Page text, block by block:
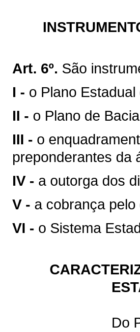
Art. 6º. São
I - o Plano
II - o Plano de
III - o
preponderantes da
IV - a outorga dos
V - a cobrança
VI - o Sistema
Do